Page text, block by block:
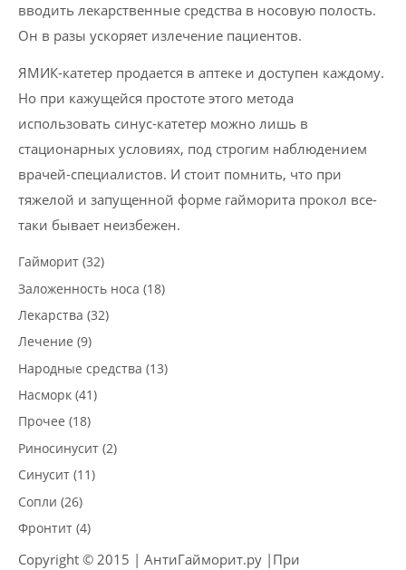
вводить лекарственные средства в носовую полость.
Он в разы ускоряет излечение пациентов.
ЯМИК-катетер продается в аптеке и доступен каждому.
Но при кажущейся простоте этого метода
использовать синус-катетер можно лишь в
стационарных условиях, под строгим наблюдением
врачей-специалистов. И стоит помнить, что при
тяжелой и запущенной форме гайморита прокол все-
таки бывает неизбежен.
Гайморит (32)
Заложенность носа (18)
Лекарства (32)
Лечение (9)
Народные средства (13)
Насморк (41)
Прочее (18)
Риносинусит (2)
Синусит (11)
Сопли (26)
Фронтит (4)
Copyright © 2015 | АнтиГайморит.ру |При